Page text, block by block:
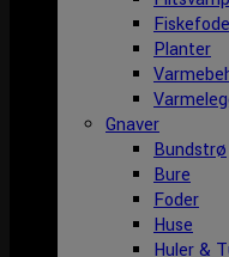
Planter
Gnaver
Bundstrø
Bure
Foder
Huse
Huler &